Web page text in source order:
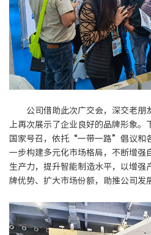
公司借助此次广交会，深交老朋
上再次展示了企业良好的品牌形象
国家号召，依托“一带一路”倡议和
一步构建多元化市场格局，不断增强
生产力，提升智能制造水平，以增强
牌优势、扩大市场份额，助推公司发